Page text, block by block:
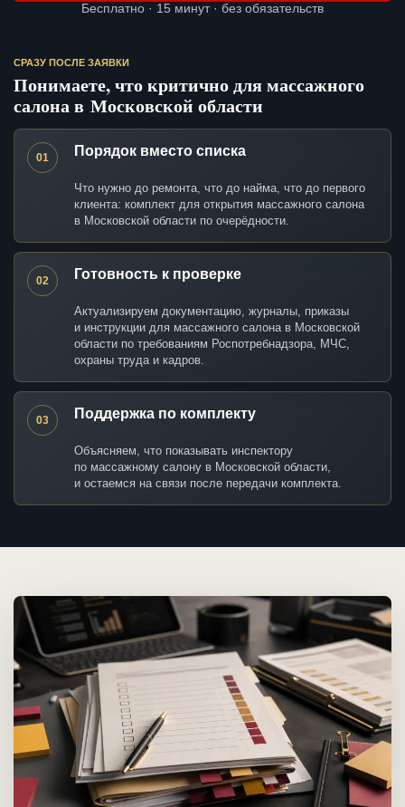
Бесплатно · 15 минут · без обязательств
СРАЗУ ПОСЛЕ ЗАЯВКИ
Понимаете, что критично для массажного
салона в Московской области
01 Порядок вместо списка
Что нужно до ремонта, что до найма, что до первого
клиента: комплект для открытия массажного салона
в Московской области по очерёдности.
02 Готовность к проверке
Актуализируем документацию, журналы, приказы
и инструкции для массажного салона в Московской
области по требованиям Роспотребнадзора, МЧС,
охраны труда и кадров.
03 Поддержка по комплекту
Объясняем, что показывать инспектору
по массажному салону в Московской области,
и остаемся на связи после передачи комплекта.